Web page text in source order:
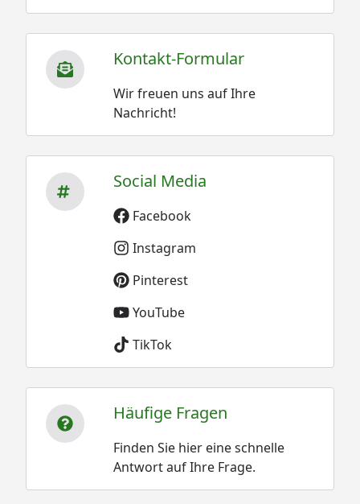
Kontakt-Formular
Wir freuen uns auf Ihre
Nachricht!
Social Media
Facebook
Instagram
Pinterest
YouTube
TikTok
Häufige Fragen
Finden Sie hier eine schnelle
Antwort auf Ihre Frage.